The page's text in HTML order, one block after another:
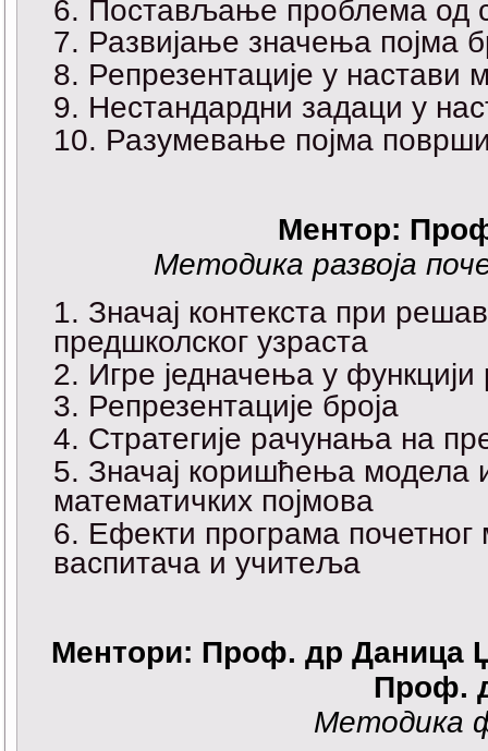
Постављање проблема од
Развијање значења појма
Репрезентације у настави
Нестандардни задаци у
Разумевање појма
Ментор:
Методика развоја
Значај контекста при
предшколског узраста
Игре једначења у функцији
Репрезентације броја
Стратегије рачунања на
Значај коришћења модела
математичких појмова
Ефекти програма
васпитача и учитеља
Ментори: Проф. др Даница
Проф.
Методика